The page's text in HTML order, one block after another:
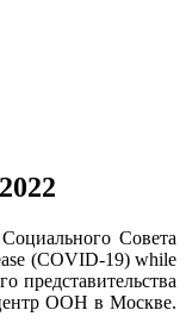
Совета
(COVID-19) while
представительства
ООН в Москве.